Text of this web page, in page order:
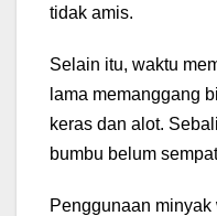
tidak amis.
Selain itu, waktu
lama memanggang
keras dan alot.
bumbu belum
Penggunaan